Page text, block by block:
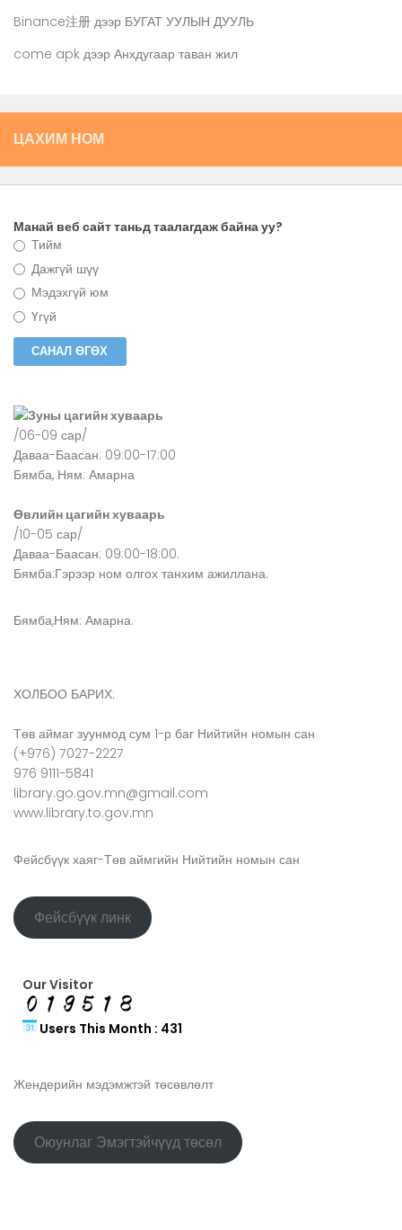
Binance注册 дээр БУГАТ УУЛЫН ДУУЛЬ
come apk дээр Анхдугаар таван жил
ЦАХИМ НОМ
Манай веб сайт таньд таалагдаж байна уу?
Тийм
Дажгүй шүү
Мэдэхгүй юм
Үгүй
Зуны цагийн хуваарь
/06-09 сар/
Даваа-Баасан: 09:00-17:00
Бямба, Ням: Амарна
Өвлийн цагийн хуваарь
/10-05 сар/
Даваа-Баасан: 09:00-18:00.
Бямба:Гэрээр ном олгох танхим ажиллана.
Бямба,Ням: Амарна.
ХОЛБОО БАРИХ:
Төв аймаг зуунмод сум 1-р баг Нийтийн номын сан
(+976) 7027-2227
976 9111-5841
library.go.gov.mn@gmail.com
www.library.to.gov.mn
Фейсбүүк хаяг-Төв аймгийн Нийтийн номын сан
Фейсбүүк линк
Our Visitor
Users This Month : 431
Жендерийн мэдэмжтэй төсөвлөлт
Оюунлаг Эмэгтэйчүүд төсөл